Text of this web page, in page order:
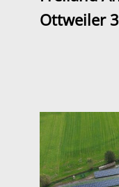
Ottweiler